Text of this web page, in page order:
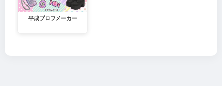
平成プロフメーカー